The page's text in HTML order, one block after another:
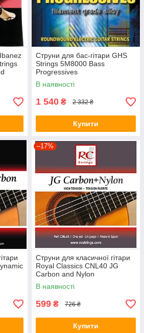
Струни для бас-гітари GHS
Strings 5M8000 Bass
Progressives
В наявності
1 540 ₴ 2 332 ₴
Купити
–17%
Струни для класичної гітари
Royal Classics CNL40 JG
Carbon and Nylon
В наявності
599 ₴ 726 ₴
Купити